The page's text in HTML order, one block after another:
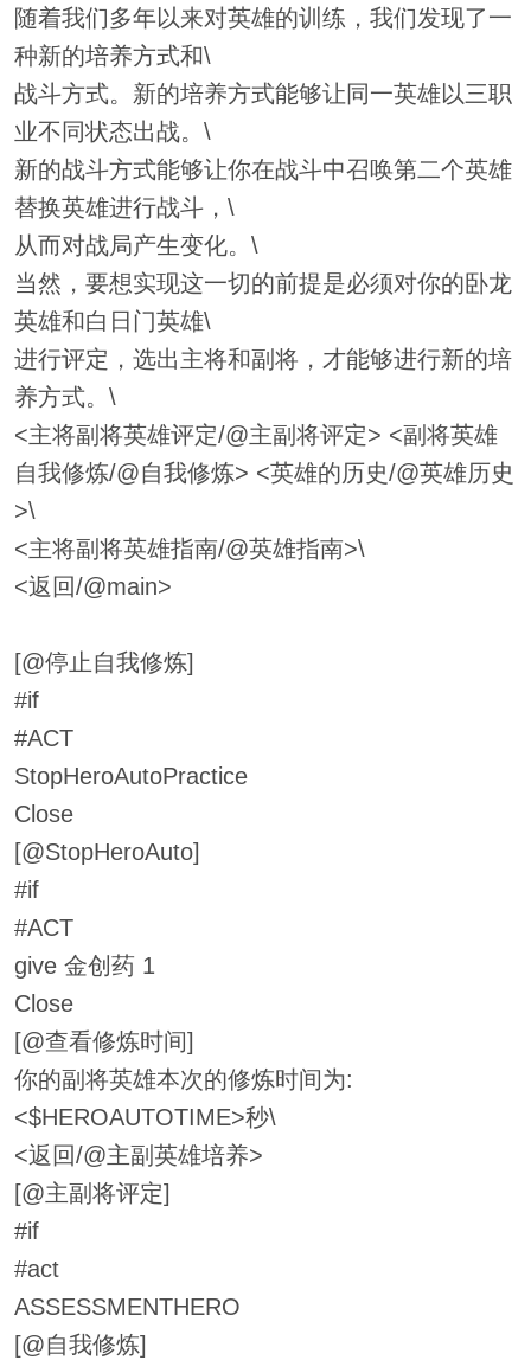
随着我们多年以来对英雄的训练，我们发现了一
种新的培养方式和\
战斗方式。新的培养方式能够让同一英雄以三职
业不同状态出战。\
新的战斗方式能够让你在战斗中召唤第二个英雄
替换英雄进行战斗，\
从而对战局产生变化。\
当然，要想实现这一切的前提是必须对你的卧龙
英雄和白日门英雄\
进行评定，选出主将和副将，才能够进行新的培
养方式。\
<主将副将英雄评定/@主副将评定> <副将英雄
自我修炼/@自我修炼> <英雄的历史/@英雄历史
>\
<主将副将英雄指南/@英雄指南>\
<返回/@main>
[@停止自我修炼]
#if
#ACT
StopHeroAutoPractice
Close
[@StopHeroAuto]
#if
#ACT
give 金创药 1
Close
[@查看修炼时间]
你的副将英雄本次的修炼时间为:
<$HEROAUTOTIME>秒\
<返回/@主副英雄培养>
[@主副将评定]
#if
#act
ASSESSMENTHERO
[@自我修炼]